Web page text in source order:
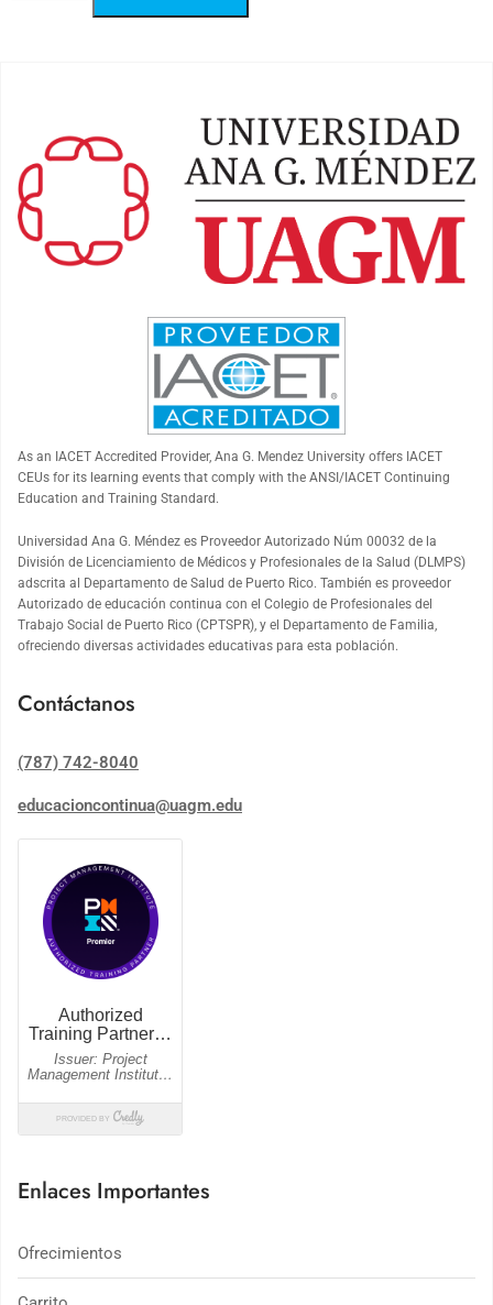
As an IACET Accredited Provider, Ana G. Mendez University offers IACET
CEUs for its learning events that comply with the ANSI/ IACET Continuing
Education and Training Standard.
Universidad Ana G. Méndez es Proveedor Autorizado Núm 00032 de la
División de Licenciamiento de Médicos y Profesionales de la Salud (DLMPS)
adscrita al Departamento de Salud de Puerto Rico. También es proveedor
Autorizado de educación continua con el Colegio de Profesionales del
Trabajo Social de Puerto Rico (CPTSPR), y el Departamento de Familia,
ofreciendo diversas actividades educativas para esta población.
Contáctanos
(787) 742-8040
educacioncontinua@uagm.edu
Enlaces Importantes
Ofrecimientos